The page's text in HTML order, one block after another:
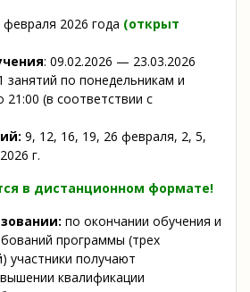
февраля 2026 года (открыт
: 09.02.2026 — 23.03.2026
занятий по понедельникам и
21:00 (в соответствии с
9, 12, 16, 19, 26 февраля, 2, 5,
г.
в дистанционном формате!
по окончании обучения и
программы (трех
участники получают
квалификации